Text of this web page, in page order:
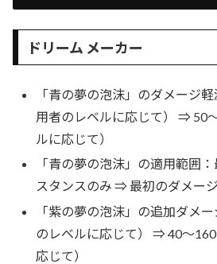
ドリーム メーカー
「青の夢の泡沫」のダメージ
用者のレベルに応じて） ⇒ 50
ルに応じて）
「青の夢の泡沫」の適用範囲
スタンスのみ ⇒ 最初のダメー
「紫の夢の泡沫」の追加ダメ
のレベルに応じて） ⇒ 40～
応じて）